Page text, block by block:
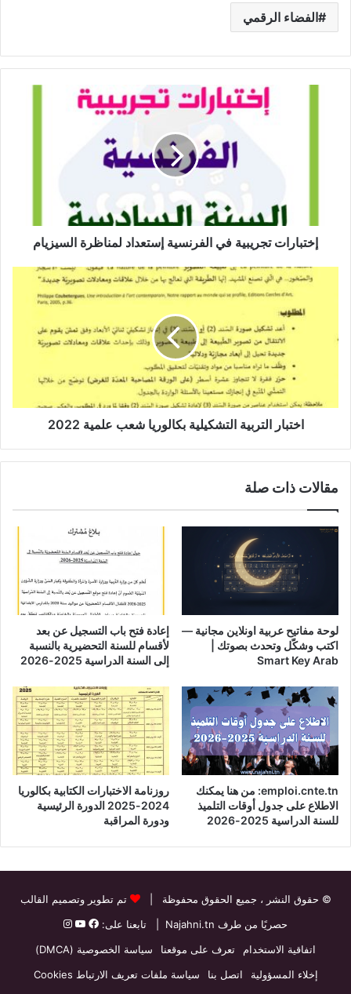
الفضاء الرقمي
إختبارات تجريبية في الفرنسية إستعداد لمناظرة السيزيام
التشكيلية
شعب
اختبار التربية التشكيلية بكالوريا شعب علمية 2022
مقالات ذات صلة
لوحة مفاتيح عربية اونلاين مجانية —
اكتب وشكّل وتحدث بصوتك |
Smart Key Arab
إعادة فتح باب التسجيل عن بعد
لأقسام للسنة التحضيرية بالنسبة
إلى السنة الدراسية 2025-2026
emploi.cnte.tn: من هنا يمكنك
الاطلاع على جدول أوقات التلميذ
للسنة الدراسية 2025-2026
روزنامة الاختبارات الكتابية بكالوريا
2024-2025 الدورة الرئيسية
ودورة المراقبة
© حقوق النشر ، جميع الحقوق محفوظة |
تم تطوير وتصميم القالب
حصريًا من طرف Najahni.tn | تابعنا على:
اتفاقية الاستخدام
تعرف على موقعنا
سياسة الخصوصية (DMCA)
إخلاء المسؤولية
اتصل بنا سياسة ملفات تعريف الارتباط Cookies